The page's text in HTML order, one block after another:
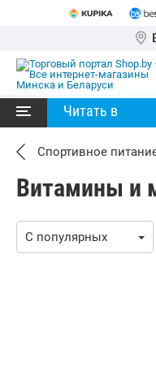
Читать в
Спортивное
Витамины и